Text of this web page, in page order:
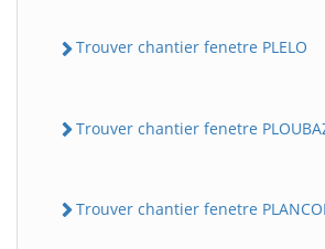
Trouver chantier fenetre PLELO
Trouver chantier fenetre
Trouver chantier fenetre